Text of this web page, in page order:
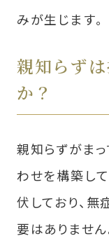
みが生じます。
親知らず
か？
親知らずがま
わせを構築し
伏しており、
要はありませ